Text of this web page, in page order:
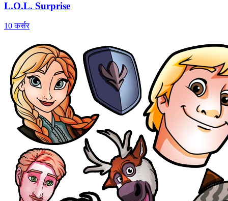
L.O.L. Surprise
10 कर्सर